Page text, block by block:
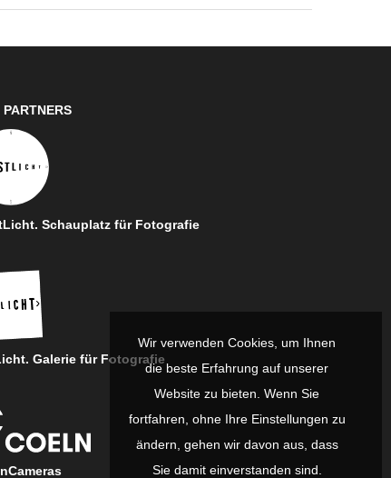
PARTNERS
Schauplatz für Fotografie
Galerie für Fotografie
Wir verwenden Cookies, um Ihnen
die beste Erfahrung auf unserer
Website zu bieten. Wenn Sie
fortfahren, ohne Ihre Einstellungen zu
ändern, gehen wir davon aus, dass
Sie damit einverstanden sind.